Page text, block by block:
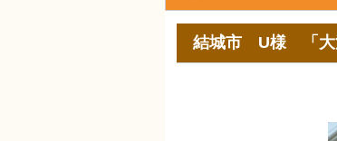
結城市 U様 「大